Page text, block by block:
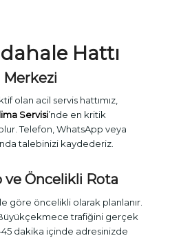
Hattı
Merkezi
olan acil servis hattımız,
Servisi’nde en kritik
Telefon, WhatsApp veya
talebinizi kaydederiz.
ve Öncelikli Rota
göre öncelikli olarak planlanır.
Büyükçekmece trafiğini gerçek
dakika içinde adresinizde